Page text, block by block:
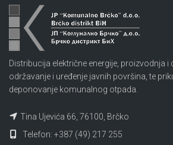
Distribucija električne energije, proizvodnja i
održavanje i uređenje javnih površina, te
deponovanje komunalnog otpada.
Tina Ujevića 66, 76100, Brčko
Telefon: +387 (49) 217 255